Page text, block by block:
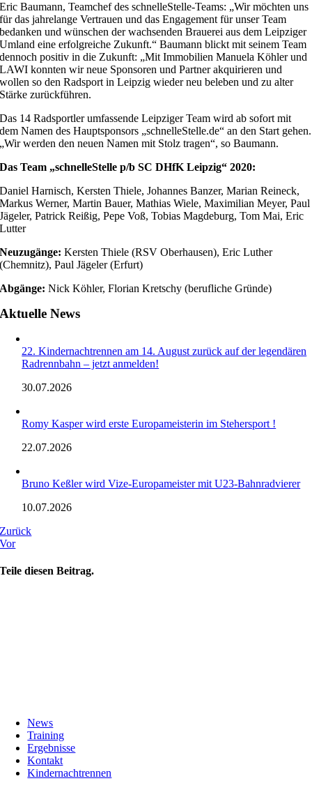
Eric Baumann, Teamchef des schnelleStelle-Teams: „Wir möchten uns
für das jahrelange Vertrauen und das Engagement für unser Team
bedanken und wünschen der wachsenden Brauerei aus dem Leipziger
Umland eine erfolgreiche Zukunft.“ Baumann blickt mit seinem Team
dennoch positiv in die Zukunft: „Mit Immobilien Manuela Köhler und
LAWI konnten wir neue Sponsoren und Partner akquirieren und
wollen so den Radsport in Leipzig wieder neu beleben und zu alter
Stärke zurückführen.
Das 14 Radsportler umfassende Leipziger Team wird ab sofort mit
dem Namen des Hauptsponsors „schnelleStelle.de“ an den Start gehen.
„Wir werden den neuen Namen mit Stolz tragen“, so Baumann.
Das Team „schnelleStelle p/b SC DHfK Leipzig“ 2020:
Daniel Harnisch, Kersten Thiele, Johannes Banzer, Marian Reineck,
Markus Werner, Martin Bauer, Mathias Wiele, Maximilian Meyer, Paul
Jägeler, Patrick Reißig, Pepe Voß, Tobias Magdeburg, Tom Mai, Eric
Lutter
Neuzugänge: Kersten Thiele (RSV Oberhausen), Eric Luther
(Chemnitz), Paul Jägeler (Erfurt)
Abgänge: Nick Köhler, Florian Kretschy (berufliche Gründe)
Aktuelle News
22. Kindernachtrennen am 14. August zurück auf der legendären
Radrennbahn – jetzt anmelden!
30.07.2026
Romy Kasper wird erste Europameisterin im Stehersport !
22.07.2026
Bruno Keßler wird Vize-Europameister mit U23-Bahnradvierer
10.07.2026
Zurück
Vor
Teile diesen Beitrag.
News
Training
Ergebnisse
Kontakt
Kindernachtrennen